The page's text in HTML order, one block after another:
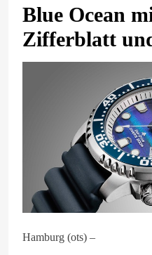
Blue Ocean
Zifferblatt
Hamburg (ots) –